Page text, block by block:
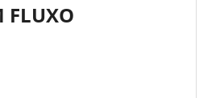
FLUXO